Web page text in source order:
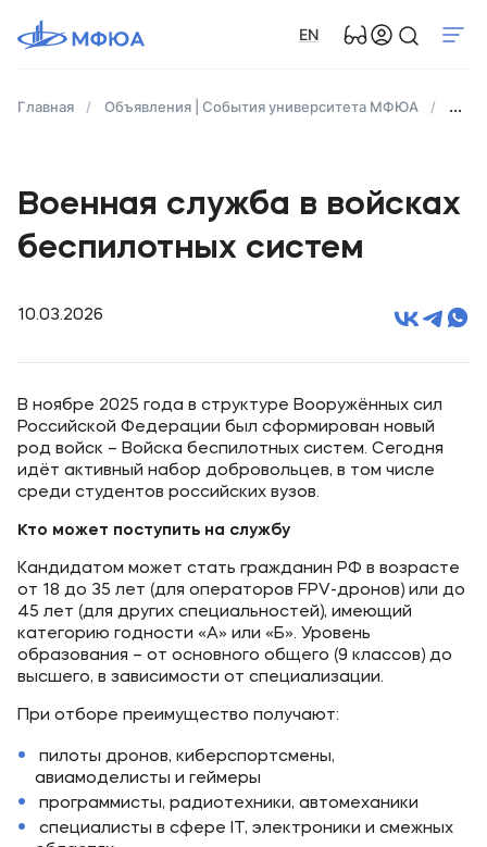
EN
Главная Объявления | События университета МФЮА
Военная служба в войсках
беспилотных систем
10.03.2026
В ноябре 2025 года в структуре Вооружённых сил
Российской Федерации был сформирован новый
род войск – Войска беспилотных систем. Сегодня
идёт активный набор добровольцев, в том числе
среди студентов российских вузов.
Кто может поступить на службу
Кандидатом может стать гражданин РФ в возрасте
от 18 до 35 лет (для операторов FPV-дронов) или до
45 лет (для других специальностей), имеющий
категорию годности «А» или «Б». Уровень
образования – от основного общего (9 классов) до
высшего, в зависимости от специализации.
При отборе преимущество получают:
пилоты дронов, киберспортсмены,
авиамоделисты и геймеры
программисты, радиотехники, автомеханики
специалисты в сфере IT, электроники и смежных